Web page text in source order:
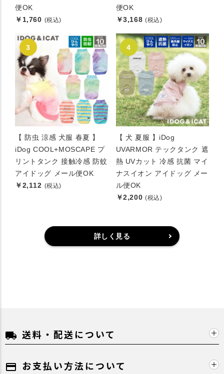
便OK
￥1,760 (税込)
便OK
￥3,168 (税込)
【 防虫 涼感 犬服 春夏 】
iDog COOL+MOSCAPE プ
リントタンク 接触冷感 防蚊
アイドッグ メール便OK
￥2,112 (税込)
【 犬 夏服 】iDog
UVARMOR テックタンク 遮
熱 UVカット 冷感 抗菌 マイ
ナスイオン アイドッグ メー
ル便OK
￥2,200 (税込)
詳しく見る
local_shipping 送料・配送について
payment お支払い方法について